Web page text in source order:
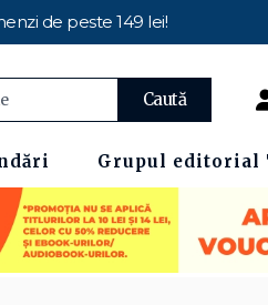
de peste 149 lei!
Caută
Grupul editorial